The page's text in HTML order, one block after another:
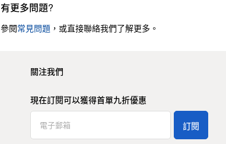
有更多問題?
參閱常見問題 ，或直接聯絡我們了解更多。
關注我們
現在訂閱可以獲得首單九折優惠
訂閱